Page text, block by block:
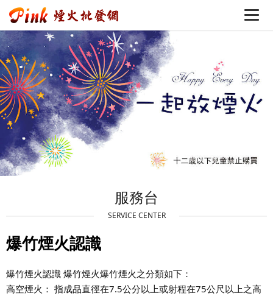
服務台
SERVICE CENTER
爆竹煙火認識
爆竹煙火認識 爆竹煙火爆竹煙火之分類如下：
高空煙火： 指成品直徑在7.5公分以上或射程在75公尺以上之高